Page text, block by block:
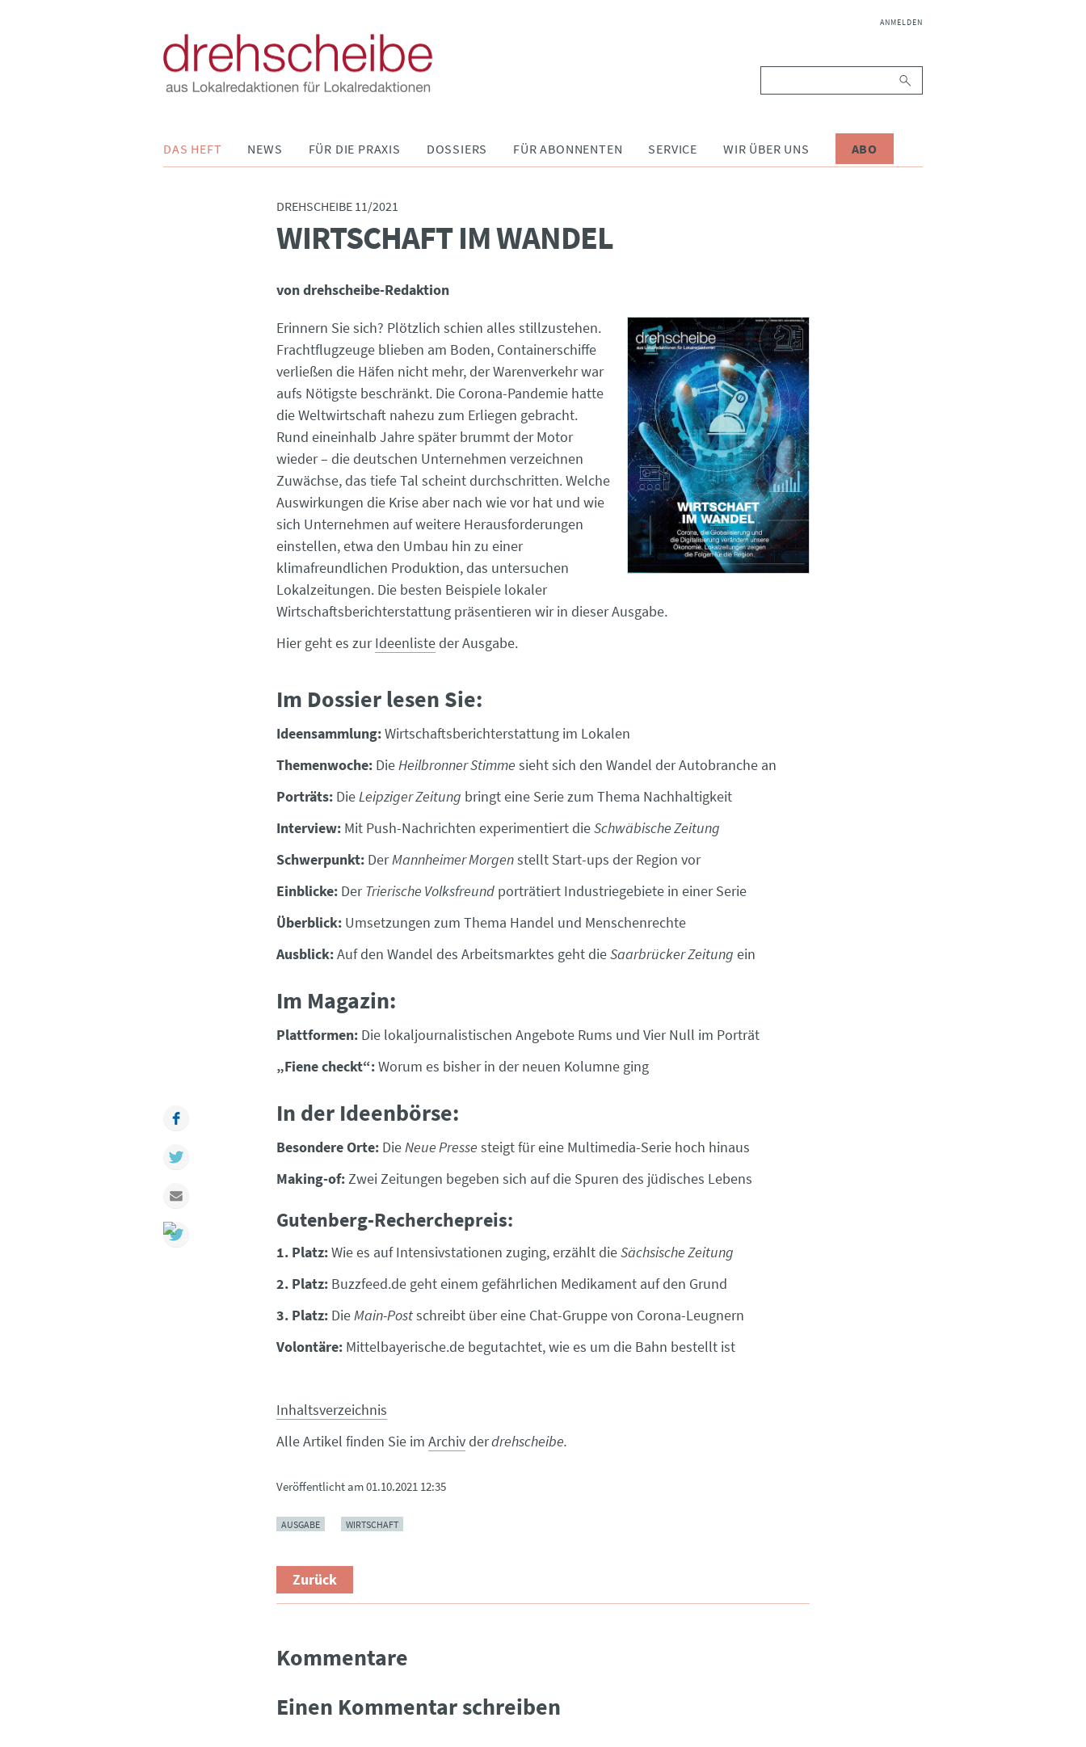
NAVIGATION
ANMELDEN
DAS HEFT NEWS FÜR DIE PRAXIS DOSSIERS FÜR ABONNENTEN SERVICE WIR ÜBER UNS ABO
DREHSCHEIBE 11/2021
:WIRTSCHAFT IM WANDEL
von drehscheibe-Redaktion
Erinnern Sie sich? Plötzlich schien alles stillzustehen.
Frachtflugzeuge blieben am Boden, Containerschiffe
verließen die Häfen nicht mehr, der Warenverkehr war
aufs Nötigste beschränkt. Die Corona-Pandemie hatte
die Weltwirtschaft nahezu zum Erliegen gebracht.
Rund eineinhalb Jahre später brummt der Motor
wieder – die deutschen Unternehmen verzeichnen
Zuwächse, das tiefe Tal scheint durchschritten. Welche
Auswirkungen die Krise aber nach wie vor hat und wie
sich Unternehmen auf weitere Herausforderungen
einstellen, etwa den Umbau hin zu einer
klimafreundlichen Produktion, das untersuchen
Lokalzeitungen. Die besten Beispiele lokaler
Wirtschaftsberichterstattung präsentieren wir in dieser Ausgabe.
Hier geht es zurIdeenlisteder Ausgabe.
Im Dossier lesen Sie:
Ideensammlung:Wirtschaftsberichterstattung im Lokalen
Themenwoche: DieHeilbronner Stimme sieht sich den Wandel der Autobranche an
Porträts: DieLeipziger Zeitung bringt eine Serie zum Thema Nachhaltigkeit
Interview: Mit Push-Nachrichten experimentiert dieSchwäbische Zeitung
Schwerpunkt: DerMannheimer Morgenstellt Start-ups der Region vor
Einblicke: DerTrierische Volksfreund porträtiert Industriegebiete in einer Serie
Überblick: Umsetzungen zum Thema Handel und Menschenrechte
Ausblick:Auf den Wandel des Arbeitsmarktes geht dieSaarbrücker Zeitung ein
Im Magazin:
Plattformen: Die lokaljournalistischen Angebote Rums und Vier Null im Porträt
„Fiene checkt“:Worum es bisher in der neuen Kolumne ging
In der Ideenbörse:
Besondere Orte: DieNeue Presse steigt für eine Multimedia-Serie hoch hinaus
Making-of:Zwei Zeitungen begeben sich auf die Spuren des jüdisches Lebens
Gutenberg-Recherchepreis:
1. Platz:Wie es auf Intensivstationen zuging, erzählt dieSächsische Zeitung
2. Platz: Buzzfeed.de geht einem gefährlichen Medikament auf den Grund
3. Platz: DieMain-Postschreibt über eine Chat-Gruppe von Corona-Leugnern
Volontäre: Mittelbayerische.de begutachtet, wie es um die Bahn bestellt ist
Inhaltsverzeichnis
Alle Artikel finden Sie im Archivderdrehscheibe.
Veröffentlicht am01.10.2021 12:35
AUSGABE WIRTSCHAFT
Zurück
Kommentare
Einen Kommentar schreiben